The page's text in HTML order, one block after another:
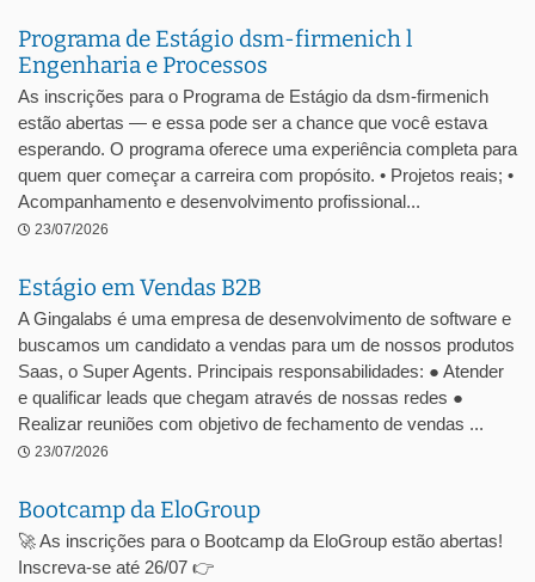
Programa de Estágio dsm-firmenich l
Engenharia e Processos
As inscrições para o Programa de Estágio da dsm-firmenich
estão abertas — e essa pode ser a chance que você estava
esperando. O programa oferece uma experiência completa para
quem quer começar a carreira com propósito. • Projetos reais; •
Acompanhamento e desenvolvimento profissional...
23/07/2026
Estágio em Vendas B2B
A Gingalabs é uma empresa de desenvolvimento de software e
buscamos um candidato a vendas para um de nossos produtos
Saas, o Super Agents. Principais responsabilidades: ● Atender
e qualificar leads que chegam através de nossas redes ●
Realizar reuniões com objetivo de fechamento de vendas ...
23/07/2026
Bootcamp da EloGroup
🚀 As inscrições para o Bootcamp da EloGroup estão abertas!
Inscreva-se até 26/07 👉